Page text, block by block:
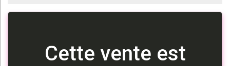
Cette vente est